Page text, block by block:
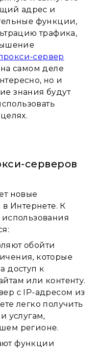
адрес и
функции,
трафика,
сервер
самом деле
но и
знания будут
серверов
новые
Интернете. К
обойти
которые
доступ к
или контенту.
с IP-адресом из
легко получить
услугам,
регионе.
функции